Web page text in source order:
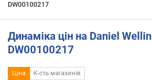
DW00100217
Динаміка цін на Daniel
DW00100217
Ціна К-сть магазинів